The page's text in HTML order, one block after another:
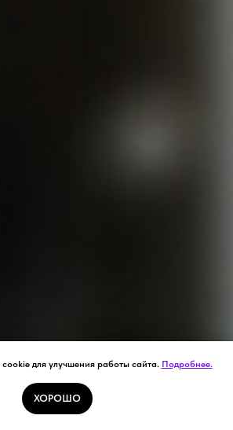
для улучшения работы сайта. Подробнее.
ХОРОШО